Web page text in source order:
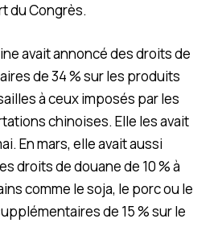
du Congrès.
avait annoncé des droits de
de 34 % sur les produits
à ceux imposés par les
chinoises. Elle les avait
En mars, elle avait aussi
droits de douane de 10 % à
comme le soja, le porc ou le
de 15 % sur le